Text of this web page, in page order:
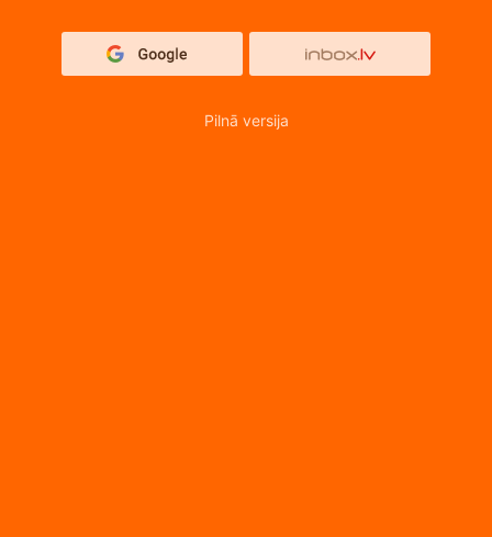
Pilnā versija